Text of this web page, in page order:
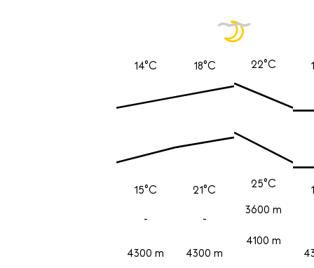
14°C
15°C
-
4300 m
18°C
21°C
-
4300 m
22°C
25°C
3600 m
4100 m